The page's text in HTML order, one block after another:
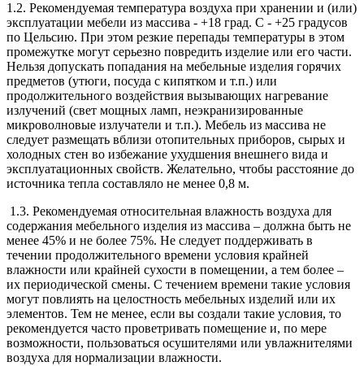
1.2. Рекомендуемая температура воздуха при хранении и (или)
эксплуатации мебели из массива - +18 град. С - +25 градусов
по Цельсию. При этом резкие перепады температуры в этом
промежутке могут серьезно повредить изделие или его части.
Нельзя допускать попадания на мебельные изделия горячих
предметов (утюги, посуда с кипятком и т.п.) или
продолжительного воздействия вызывающих нагревание
излучений (свет мощных ламп, неэкранизированные
микроволновые излучатели и т.п.). Мебель из массива не
следует размещать вблизи отопительных приборов, сырых и
холодных стен во избежание ухудшения внешнего вида и
эксплуатационных свойств. Желательно, чтобы расстояние до
источника тепла составляло не менее 0,8 м.
1.3. Рекомендуемая относительная влажность воздуха для
содержания мебельного изделия из массива – должна быть не
менее 45% и не более 75%. Не следует поддерживать в
течении продолжительного времени условия крайней
влажности или крайней сухости в помещении, а тем более –
их периодической смены. С течением времени такие условия
могут повлиять на целостность мебельных изделий или их
элементов. Тем не менее, если вы создали такие условия, то
рекомендуется часто проветривать помещение и, по мере
возможности, пользоваться осушителями или увлажнителями
воздуха для нормализации влажности.